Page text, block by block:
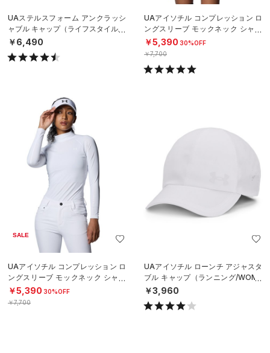
UAステルスフォーム アンクラッシ
ャブル キャップ（ライフスタイル/U
NISEX）
￥6,490
UAアイソチル コンプレッション ロ
ングスリーブ モックネック シャツ
（ゴルフ/WOMEN）
￥5,390 30%OFF
￥7,700
SALE
UAアイソチル コンプレッション ロ
ングスリーブ モックネック シャツ
（ゴルフ/WOMEN）
￥5,390 30%OFF
￥7,700
UAアイソチル ローンチ アジャスタ
ブル キャップ（ランニング/WOME
N）
￥3,960